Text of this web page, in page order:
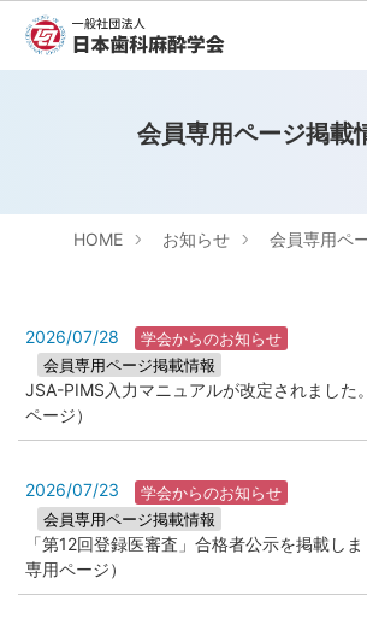
会員専用ページ掲載
HOME お知らせ 会員専用ペ
2026/07/28
学会からのお知らせ
会員専用ページ掲載情報
JSA-PIMS入力マニュアルが改定されました
ページ）
2026/07/23
学会からのお知らせ
会員専用ページ掲載情報
「第12回登録医審査」合格者公示を掲載し
専用ページ）